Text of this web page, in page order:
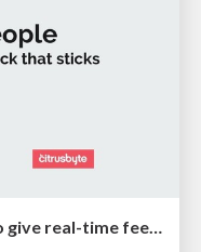
Building Better People: How to give real-time feedback that sticks.